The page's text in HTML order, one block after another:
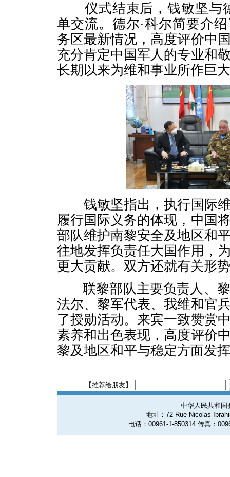
仪式结束后，钱敏坚与
单交流。德尔·科尔简要介
务区最新情况，高度评价中
充分肯定中国军人的专业和
长期以来为维和事业所作巨
钱敏坚指出，执行国际维
履行国际义务的体现，中国
部队维护南黎安全及地区和
往地发挥负责任大国作用，
更大贡献。双方还就有关形
联黎部队主要负责人、黎
法尔、黎军代表、我维和官
了授勋活动。来宾一致赞赏
素养和出色表现，高度评价
黎及地区和平与稳定方面发
【推荐给朋友】
中华人民共和国
地址：72 Rue Nicolas
电话：00961-1-850314 传真：